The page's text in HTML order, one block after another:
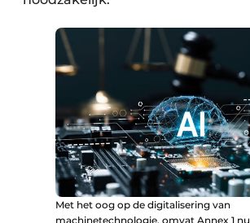
Met het oog op de digitalisering van
machinetechnologie, omvat Annex 1